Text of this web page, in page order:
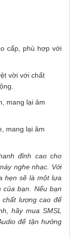
cấp, phù hợp với
vời với chất
mang lại âm
mang lại âm
đỉnh cao cho
nghe nhạc. Với
hẹn sẽ là một lựa
của bạn. Nếu bạn
lượng cao để
hãy mua SMSL
để tận hưởng